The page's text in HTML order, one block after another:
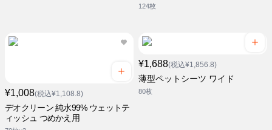
124枚
¥1,008(税込¥1,108.8)
デオクリーン 純水99% ウェットテ
ィッシュ つめかえ用
¥1,688(税込¥1,856.8)
薄型ペットシーツ ワイド
80枚